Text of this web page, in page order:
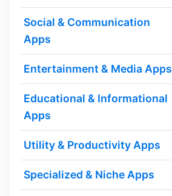
Social & Communication
Apps
Entertainment & Media Apps
Educational & Informational
Apps
Utility & Productivity Apps
Specialized & Niche Apps